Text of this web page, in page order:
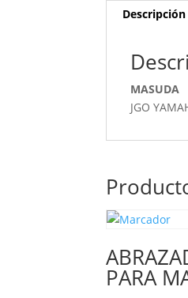
Descripción
MASUDA
JGO
PARA